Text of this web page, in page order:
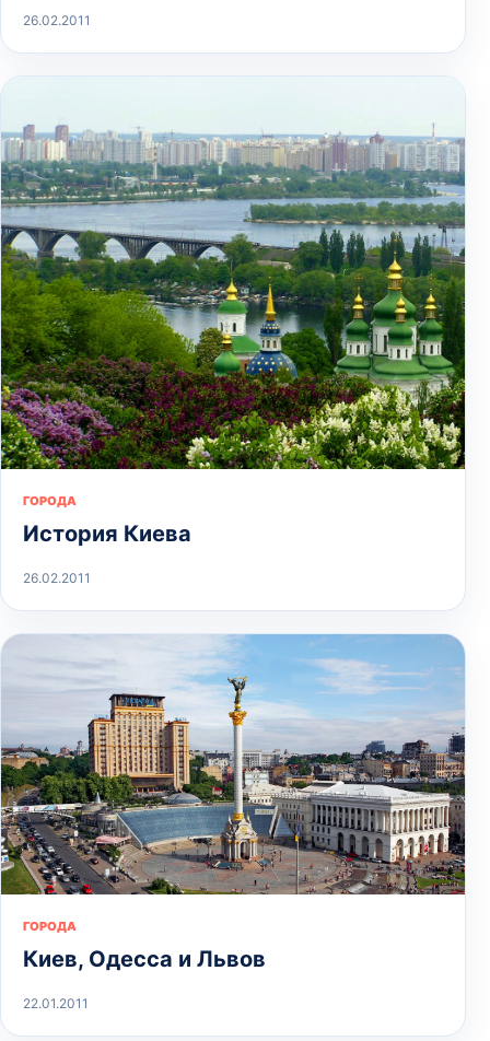
26.02.2011
ГОРОДА
История Киева
26.02.2011
ГОРОДА
Киев, Одесса и Львов
22.01.2011